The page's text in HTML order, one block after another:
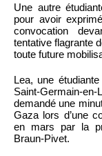
Une autre
pour avoir
convocation
tentative flagrante
toute future
Lea, une
Saint-Germain-
demandé une
Gaza lors d’une
en mars par la
Braun-Pivet.